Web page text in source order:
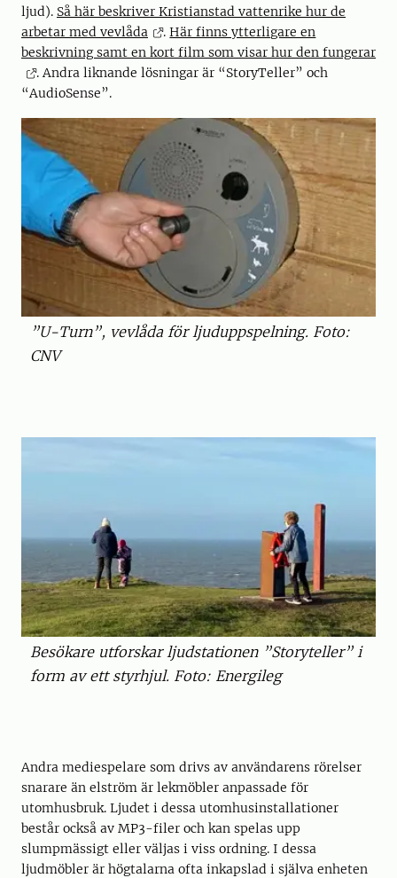
ljud). Så här beskriver Kristianstad vattenrike hur de
arbetar med vevlåda
.Här finns ytterligare en
beskrivning samt en kort film som visar hur den fungerar
. Andra liknande lösningar är “StoryTeller” och
“AudioSense”.
”U-Turn”, vevlåda för ljuduppspelning. Foto:
CNV
Besökare utforskar ljudstationen ”Storyteller” i
form av ett styrhjul. Foto: Energileg
Andra mediespelare som drivs av användarens rörelser
snarare än elström är lekmöbler anpassade för
utomhusbruk. Ljudet i dessa utomhusinstallationer
består också av MP3-filer och kan spelas upp
slumpmässigt eller väljas i viss ordning. I dessa
ljudmöbler är högtalarna ofta inkapslad i själva enheten